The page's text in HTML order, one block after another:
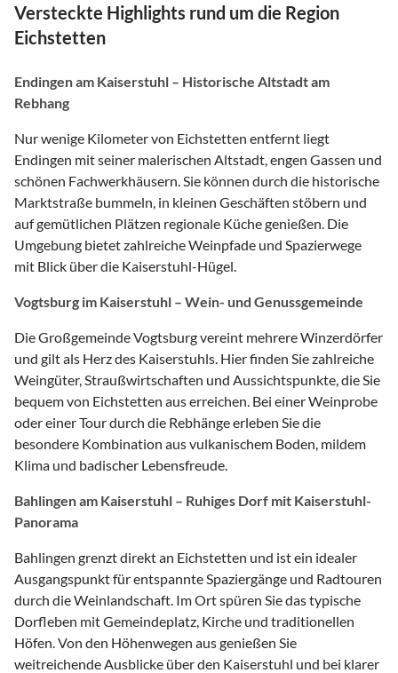
Versteckte Highlights rund um die Region
Eichstetten
Endingen am Kaiserstuhl – Historische Altstadt am
Rebhang
Nur wenige Kilometer von Eichstetten entfernt liegt
Endingen mit seiner malerischen Altstadt, engen Gassen und
schönen Fachwerkhäusern. Sie können durch die historische
Marktstraße bummeln, in kleinen Geschäften stöbern und
auf gemütlichen Plätzen regionale Küche genießen. Die
Umgebung bietet zahlreiche Weinpfade und Spazierwege
mit Blick über die Kaiserstuhl-Hügel.
Vogtsburg im Kaiserstuhl – Wein- und Genussgemeinde
Die Großgemeinde Vogtsburg vereint mehrere Winzerdörfer
und gilt als Herz des Kaiserstuhls. Hier finden Sie zahlreiche
Weingüter, Straußwirtschaften und Aussichtspunkte, die Sie
bequem von Eichstetten aus erreichen. Bei einer Weinprobe
oder einer Tour durch die Rebhänge erleben Sie die
besondere Kombination aus vulkanischem Boden, mildem
Klima und badischer Lebensfreude.
Bahlingen am Kaiserstuhl – Ruhiges Dorf mit Kaiserstuhl-
Panorama
Bahlingen grenzt direkt an Eichstetten und ist ein idealer
Ausgangspunkt für entspannte Spaziergänge und Radtouren
durch die Weinlandschaft. Im Ort spüren Sie das typische
Dorfleben mit Gemeindeplatz, Kirche und traditionellen
Höfen. Von den Höhenwegen aus genießen Sie
weitreichende Ausblicke über den Kaiserstuhl und bei klarer